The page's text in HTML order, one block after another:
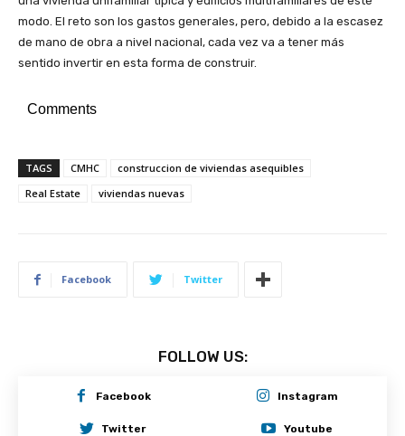
modo. El reto son los gastos generales, pero, debido a la escasez
de mano de obra a nivel nacional, cada vez va a tener más
sentido invertir en esta forma de construir.
Comments
TAGS CMHC
construccion de viviendas asequibles
Real Estate
viviendas nuevas
Facebook Twitter
FOLLOW US:
Facebook Instagram
Twitter Youtube